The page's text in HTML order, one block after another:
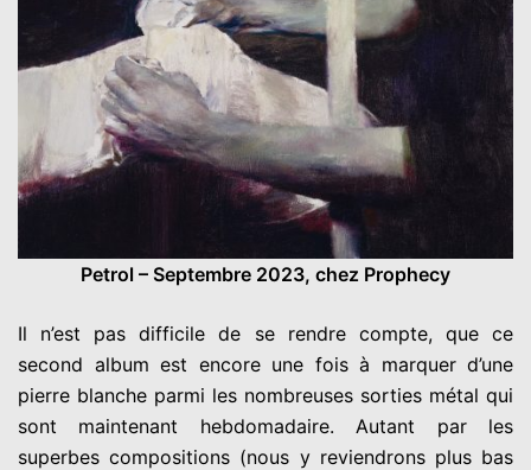
Petrol – Septembre 2023, chez Prophecy
Il n’est pas difficile de se rendre compte, que ce
second album est encore une fois à marquer d’une
pierre blanche parmi les nombreuses sorties métal qui
sont maintenant hebdomadaire. Autant par les
superbes compositions (nous y reviendrons plus bas